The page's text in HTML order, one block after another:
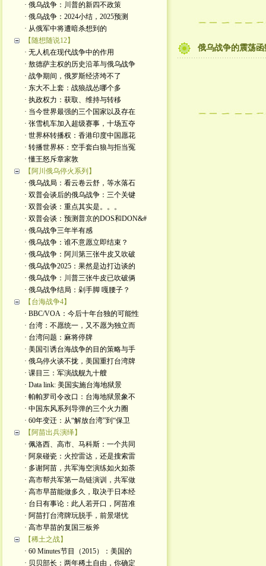
· 俄乌战争：川普的新四不政策
· 俄乌战争：2024小结，2025预测
· 从俄军中将遭暗杀想到的
【随想随说12】
· 无人机在现代战争中的作用
· 敖德萨主权的历史沿革与俄乌战争
· 战争期间，俄罗斯经济垮不了
· 东大不上套：战狼战怂哪个多
· 执政权力：获取、维持与转移
· 当今世界最强的三个国家以及存在
· 张雪机车加入超级赛事，十场五夺
· 世界杯转播权：香港印度中国愿花
· 转播世界杯：空手套白狼与拒当冤
· 懂王怒斥章家敦
【阿川俄乌停火系列】
· 俄乌战局：看云卷云舒，等水落石
· 双普会谈后的俄乌战争：三个关键
· 双普会谈：重点其实是。。。
· 双普会谈：预测普京的DOS和DON&#
· 俄乌战争三年半有感
· 俄乌战争：谁不意愿立即结束？
· 俄乌战争：阿川第三张牛皮又吹破
· 俄乌战争2025：果然是边打边谈的
· 俄乌战争：川普三张牛皮已吹破俩
· 俄乌战争结局：剁手脚 嘎腰子？
【台海战争4】
· BBC/VOA：今后十年台独的可能性
· 台湾：不愿统一，又不愿为独立而
· 台湾问题：麻将停牌
· 美国引诱台海战争的目的策略与手
· 俄乌停火谈不拢，美国重打台湾牌
· 课目三：军演战舰九十艘
· Data link: 美国实施台海地狱景
· 帕帕罗司令改口：台海地狱景象不
· 中国东风系列导弹的三个火力圈
· 60年变迁：从“解放台湾”到“保卫
【阿苗出兵演绎】
· 佩洛西、高市、马科斯：一个共同
· 阿泉碰瓷：火控雷达，还是搜索雷
· 多谢阿苗，共军海空演练如火如荼
· 高市帮共军第一岛链演训，共军做
· 高市早苗能做多久，取决于日本经
· 台日有事论：此人若开口，阿苗准
· 阿苗打台湾牌玩脱手，前景堪忧
· 高市早苗的复国三板斧
【稀土之战】
· 60 Minutes节目（2015）：美国的
· 贝贝部长：两年稀土自由，你确定
俄乌战争的震荡